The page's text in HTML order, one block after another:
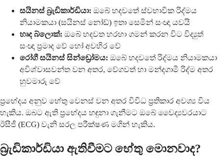
සයිනස් බ්‍රැඩිකාර්ඩියා: ඔබේ හදවතේ ස්වභාවික රිද්මය
නියාමකයා (සයිනස් නෝඩ්) ඉතා සෙමින් සංඥා යවයි
හෘද බ්ලොක්: ඔබේ හදවත හරහා ගමන් කරන විට විද්‍යුත්
සංඥා ප්‍රමාද වේ හෝ අවහිර වේ
රෝගී සයිනස් සින්ඩ්‍රෝමය: ඔබේ හදවතේ රිද්මය නියාමකයා
අවිශ්වාසවන්ත වන අතර, වේගවත් හා මන්දගාමී රිද්ම අතර
හුවමාරු වේ
ප්‍රභේදය අනුව හේතු වෙනස් වන අතර විවිධ ප්‍රතිකාර අවශ්‍ය විය
හැකිය. ඔබට ඇති ප්‍රභේදය හඳුනා ගැනීමට ඔබේ වෛද්‍යවරයාට
ඊසීජී (ECG) වැනි සරල පරීක්ෂණ මගින් හැකිය.
බ්‍රැඩිකාර්ඩියා ඇතිවීමට හේතු මොනවාද?